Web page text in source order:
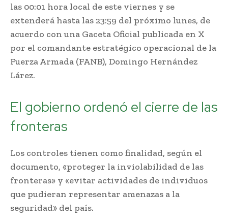
las 00:01 hora local de este viernes y se
extenderá hasta las 23:59 del próximo lunes, de
acuerdo con una Gaceta Oficial publicada en X
por el comandante estratégico operacional de la
Fuerza Armada (FANB), Domingo Hernández
Lárez.
El gobierno ordenó el cierre de las
fronteras
Los controles tienen como finalidad, según el
documento, «proteger la inviolabilidad de las
fronteras» y «evitar actividades de individuos
que pudieran representar amenazas a la
seguridad» del país.